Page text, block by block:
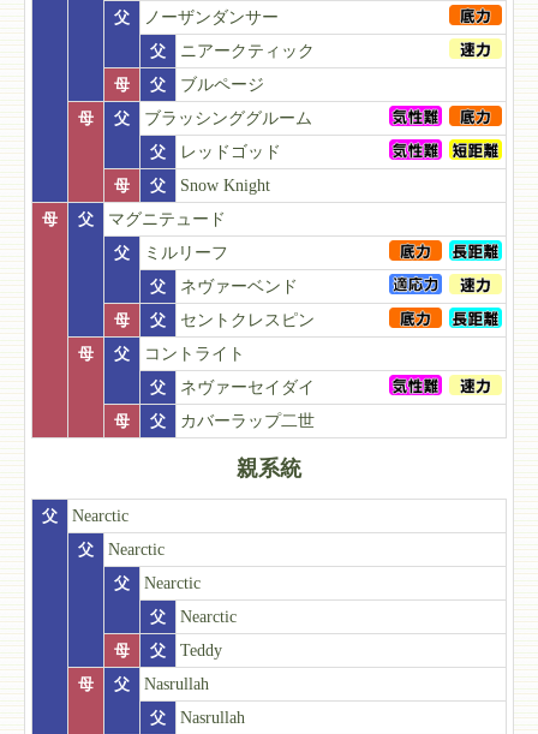
父
ノーザンダンサー
父
ニアークティック
母
父
ブルページ
母
父
ブラッシンググルーム
父
レッドゴッド
母
父
Snow Knight
母
父
マグニテュード
父
ミルリーフ
父
ネヴァーベンド
母
父
セントクレスピン
母
父
コントライト
父
ネヴァーセイダイ
母
父 カバーラップ二世
親系統
父
Nearctic
父
Nearctic
父
Nearctic
父
Nearctic
母
父
Teddy
母
父
Nasrullah
父
Nasrullah